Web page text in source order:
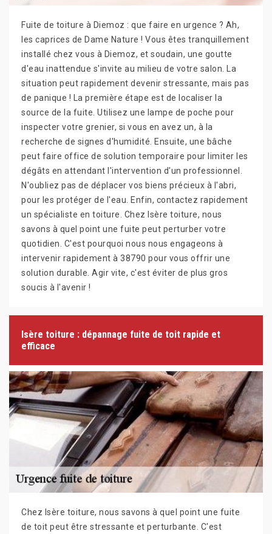
Fuite de toiture à Diemoz : que faire en urgence ? Ah,
les caprices de Dame Nature ! Vous êtes tranquillement
installé chez vous à Diemoz, et soudain, une goutte
d'eau inattendue s'invite au milieu de votre salon. La
situation peut rapidement devenir stressante, mais pas
de panique ! La première étape est de localiser la
source de la fuite. Utilisez une lampe de poche pour
inspecter votre grenier, si vous en avez un, à la
recherche de signes d'humidité. Ensuite, une bâche
peut faire office de solution temporaire pour limiter les
dégâts en attendant l'intervention d'un professionnel.
N'oubliez pas de déplacer vos biens précieux à l'abri,
pour les protéger de l'eau. Enfin, contactez rapidement
un spécialiste en toiture. Chez Isère toiture, nous
savons à quel point une fuite peut perturber votre
quotidien. C'est pourquoi nous nous engageons à
intervenir rapidement à 38790 pour vous offrir une
solution durable. Agir vite, c'est éviter de plus gros
soucis à l'avenir !
Isère toiture : dépannage fuite de toit rapide et
efficace
Chez Isère toiture, nous savons à quel point une fuite
de toit peut être stressante et perturbante. C'est